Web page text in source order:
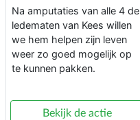
Na amputaties van alle 4 de
ledematen van Kees willen
we hem helpen zijn leven
weer zo goed mogelijk op
te kunnen pakken.
Bekijk de actie